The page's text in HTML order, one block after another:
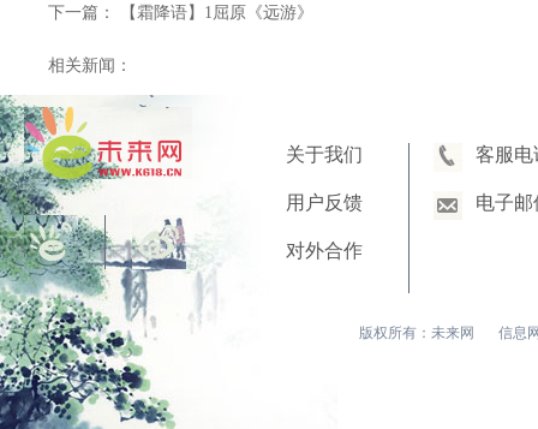
下一篇：
【霜降语】1屈原《远游》
相关新闻：
关于我们
用户反馈
对外合作
客服电
电子邮
版权所有：未来网 信息